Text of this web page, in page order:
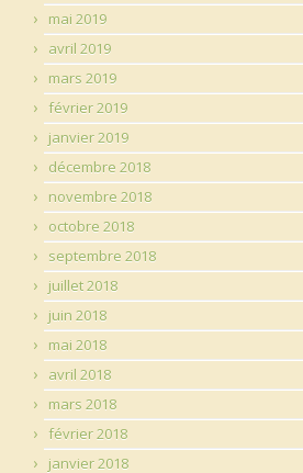
mai 2019
avril 2019
mars 2019
février 2019
janvier 2019
décembre 2018
novembre 2018
octobre 2018
septembre 2018
juillet 2018
juin 2018
mai 2018
avril 2018
mars 2018
février 2018
janvier 2018